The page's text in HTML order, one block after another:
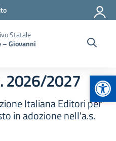
Statale
– Giovanni
2026/2027
Italiana Editori per
in adozione nell'a.s.